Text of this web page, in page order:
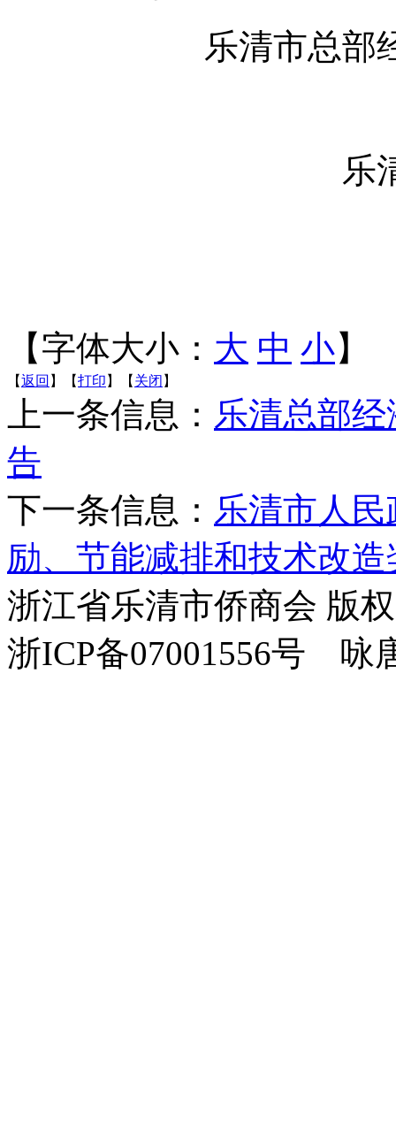
乐清市总部经
乐清
【字体大小： 大 中 小】
【返回 】【打印 】【 关闭 】
上一条信息： 乐清总部
告
下一条信息： 乐清市人
励、节能减排和技术改
浙江省乐清市侨商会 版
浙ICP备07001556号 咏